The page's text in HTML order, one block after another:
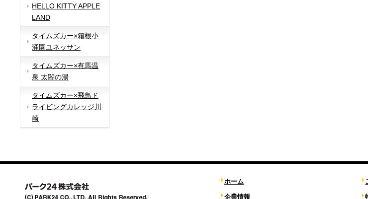
HELLO KITTY APPLE
LAND
タイムズカー×箱根小
涌園ユネッサン
タイムズカー×有馬温
泉 太閤の湯
タイムズカー×飛鳥ド
ライビングカレッジ川
崎
ホーム
企業情報